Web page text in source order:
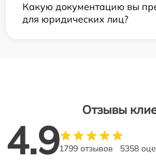
Какую документацию вы
для юридических лиц?
Отзывы
4.91799 отзывов 5358